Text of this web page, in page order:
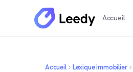
Accueil
Accueil Lexique immobilier